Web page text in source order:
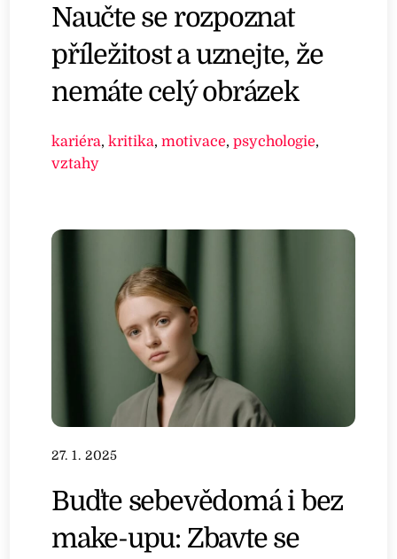
Naučte se rozpoznat
příležitost a uznejte, že
nemáte celý obrázek
kariéra,kritika,motivace,psychologie,
vztahy
27. 1. 2025
Buďte sebevědomá i bez
make-upu: Zbavte se